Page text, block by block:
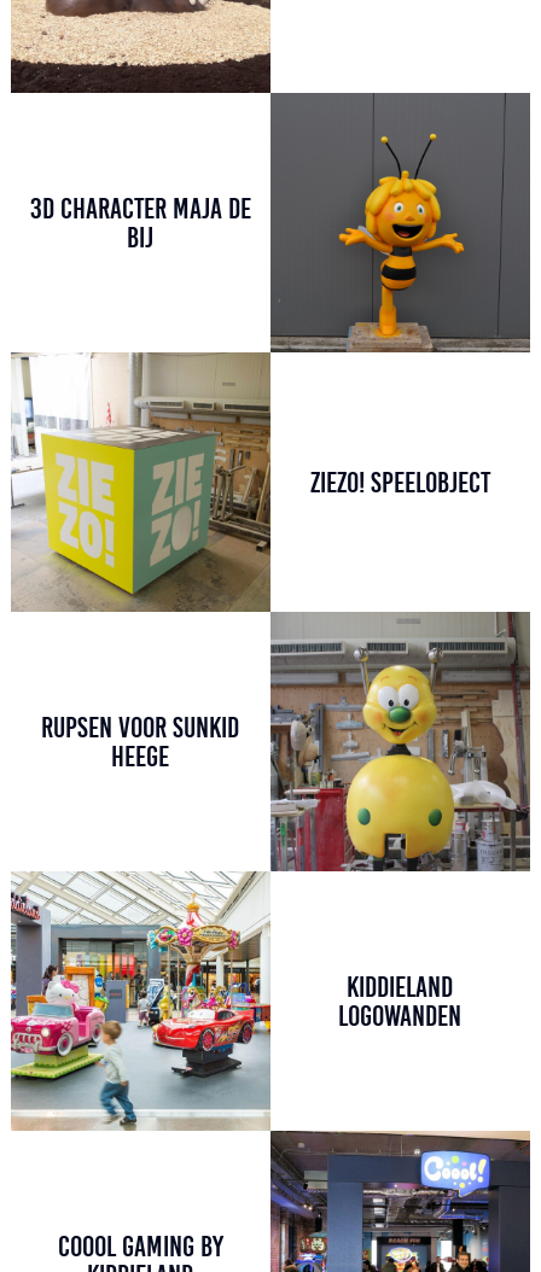
3D CHARACTER MAJA DE
BIJ
ZIEZO! SPEELOBJECT
RUPSEN VOOR SUNKID
HEEGE
KIDDIELAND
LOGOWANDEN
COOOL GAMING BY